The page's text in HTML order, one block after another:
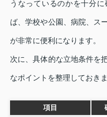
うなっているのかを十分
ば、学校や公園、病院、ス
が非常に便利になります。
次に、具体的な立地条件を
なポイントを整理しておきま
項目